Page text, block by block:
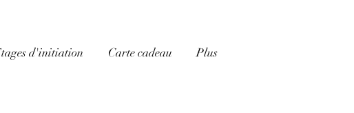
d'initiation Carte cadeau Plus